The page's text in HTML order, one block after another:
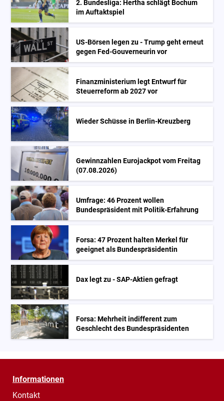
2. Bundesliga: Hertha schlägt Bochum
im Auftaktspiel
US-Börsen legen zu - Trump geht erneut
gegen Fed-Gouverneurin vor
Finanzministerium legt Entwurf für
Steuerreform ab 2027 vor
Wieder Schüsse in Berlin-Kreuzberg
Gewinnzahlen Eurojackpot vom Freitag
(07.08.2026)
Umfrage: 46 Prozent wollen
Bundespräsident mit Politik-Erfahrung
Forsa: 47 Prozent halten Merkel für
geeignet als Bundespräsidentin
Dax legt zu - SAP-Aktien gefragt
Forsa: Mehrheit indifferent zum
Geschlecht des Bundespräsidenten
Informationen
Kontakt